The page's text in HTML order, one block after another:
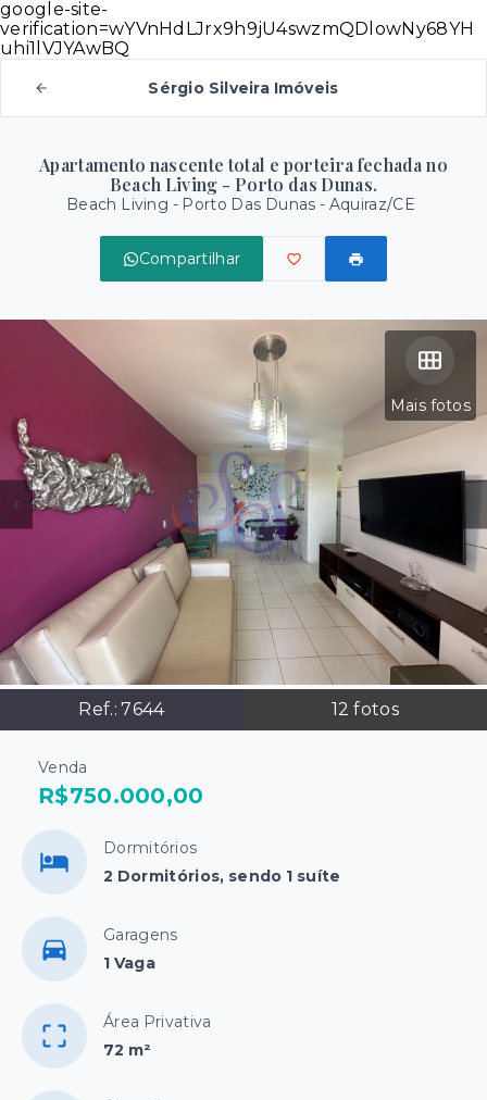
google-site-
verification=wYVnHdLJrx9h9jU4swzmQDlowNy68YH
uhi1lVJYAwBQ
Sérgio Silveira Imóveis
Apartamento nascente total e porteira fechada no
Beach Living - Porto das Dunas.
Beach Living - Porto Das Dunas - Aquiraz/CE
Compartilhar
Mais fotos
Ref.:7644 12 fotos
Venda
R$750.000,00
Dormitórios
2 Dormitórios, sendo 1 suíte
Garagens
1 Vaga
Área Privativa
72 m²